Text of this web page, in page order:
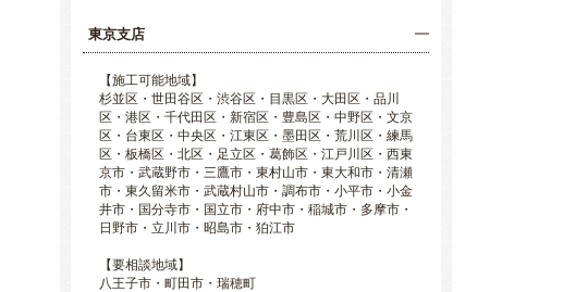
東京支店
【施工可能地域】
杉並区・世田谷区・渋谷区・目黒区・大田区・品川
区・港区・千代田区・新宿区・豊島区・中野区・文京
区・台東区・中央区・江東区・墨田区・荒川区・練馬
区・板橋区・北区・足立区・葛飾区・江戸川区・西東
京市・武蔵野市・三鷹市・東村山市・東大和市・清瀬
市・東久留米市・武蔵村山市・調布市・小平市・小金
井市・国分寺市・国立市・府中市・稲城市・多摩市・
日野市・立川市・昭島市・狛江市
【要相談地域】
八王子市・町田市・瑞穂町